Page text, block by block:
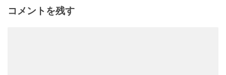
コメントを残す